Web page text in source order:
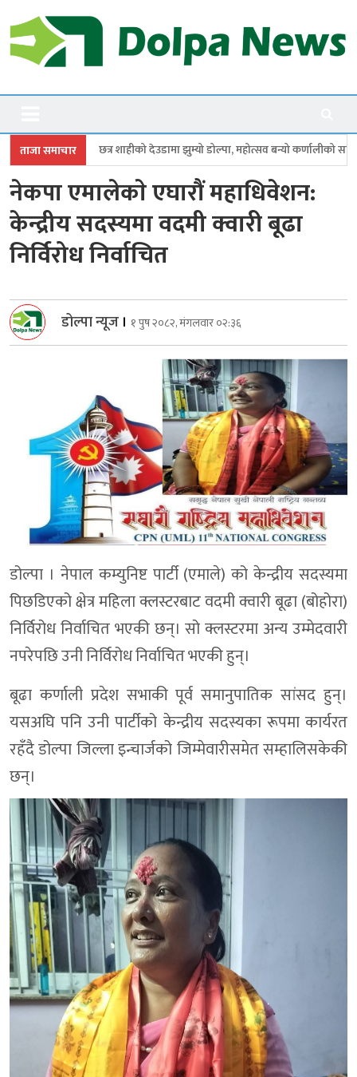
to
content
Dolpanews
ताजा समाचार
देउडामा झुम्यो डोल्पा, महोत्सव बन्यो कर्णालीको सांगीतिक उत्सव
नेकपा एमालेकाे एघारौं महाधिवेशन:
केन्द्रीय सदस्यमा वदमी क्वारी बूढा
निर्विरोध निर्वाचित
डोल्पा न्यूज । १ पुष २०८२, मंगलवार ०२:३६
डोल्पा । नेपाल कम्युनिष्ट पार्टी (एमाले) को केन्द्रीय सदस्यमा
पिछडिएको क्षेत्र महिला क्लस्टरबाट वदमी क्वारी बूढा (बोहोरा)
निर्विरोध निर्वाचित भएकी छन्। सो क्लस्टरमा अन्य उम्मेदवारी
नपरेपछि उनी निर्विरोध निर्वाचित भएकी हुन्।
बूढा कर्णाली प्रदेश सभाकी पूर्व समानुपातिक सांसद हुन्।
यसअघि पनि उनी पार्टीको केन्द्रीय सदस्यका रूपमा कार्यरत
रहँदै डोल्पा जिल्ला इन्चार्जको जिम्मेवारीसमेत सम्हालिसकेकी
छन्।